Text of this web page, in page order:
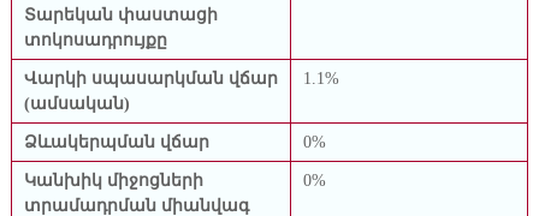
ն
Տարեկան փաստացի
տոկոսադրույքը
Վարկի սպասարկման վճար
(ամսական)
1.1%
Ձևակերպման վճար 0%
Կանխիկ միջոցների
տրամադրման միանվագ
0%